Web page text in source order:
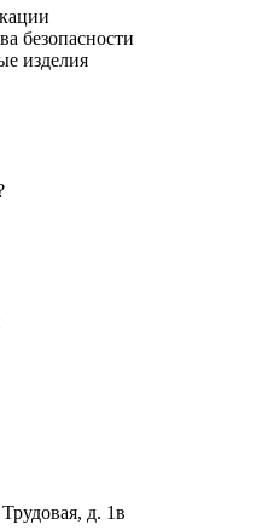
безопасности
изделия
д. 1в